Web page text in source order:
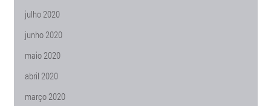
julho 2020
junho 2020
maio 2020
abril 2020
março 2020